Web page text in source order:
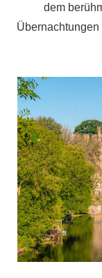
dem
Übernachtungen